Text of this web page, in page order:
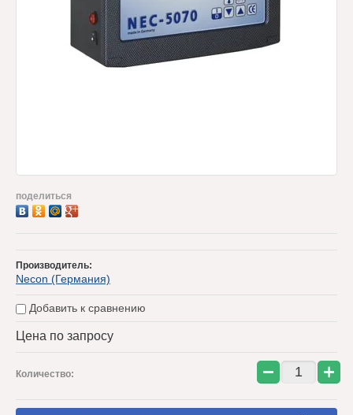
поделиться
Производитель:
Necon (Германия)
Добавить к сравнению
Цена по запросу
Количество: − +